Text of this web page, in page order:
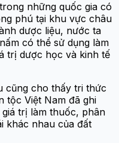
những quốc gia có
phú tại khu vực châu
dược liệu, nước ta
có thể sử dụng làm
trị dược học và kinh tế
cũng cho thấy tri thức
tộc Việt Nam đã ghi
trị làm thuốc, phân
khác nhau của đất